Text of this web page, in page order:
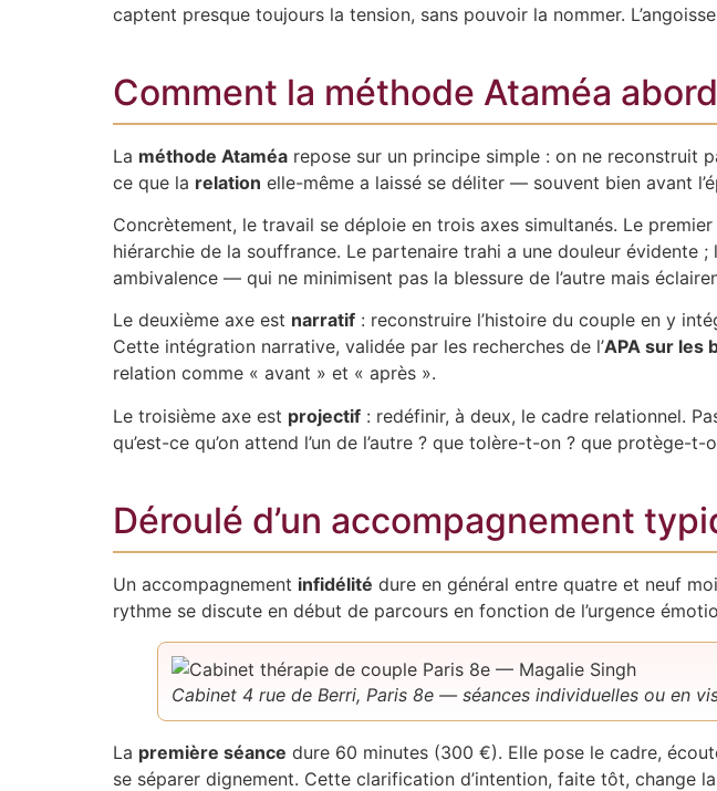
captent presque toujours la tension, sans pouvoir la nommer.
Comment la méthode Ataméa
La méthode Ataméa repose sur un principe simple : on ne reconstruit
ce que la relation elle-même a laissé se déliter — souvent bien avant
Concrètement, le travail se déploie en trois axes simultanés. Le premier
hiérarchie de la souffrance. Le partenaire trahi a une douleur
ambivalence — qui ne minimisent pas la blessure de l’autre mais
Le deuxième axe est narratif : reconstruire l’histoire du couple en y
Cette intégration narrative, validée par les recherches de l’APA sur les
relation comme « avant » et « après ».
Le troisième axe est projectif : redéfinir, à deux, le cadre relationnel.
qu’est-ce qu’on attend l’un de l’autre ? que tolère-t-on ? que protège-t-
Déroulé d’un accompagnement
Un accompagnement infidélité dure en général entre quatre et neuf
rythme se discute en début de parcours en fonction de l’urgence
Cabinet 4 rue de Berri, Paris 8e — séances individuelles ou en
La première séance dure 60 minutes (300 €). Elle pose le cadre,
se séparer dignement. Cette clarification d’intention, faite tôt, change